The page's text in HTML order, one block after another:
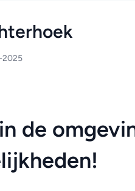
2025
de